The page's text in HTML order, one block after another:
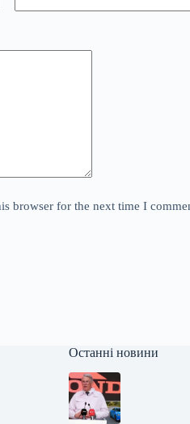
browser for the next time I
Останні новини